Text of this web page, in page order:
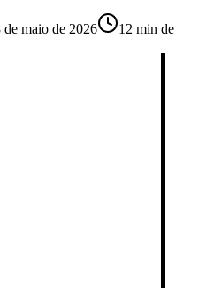
de maio de 2026
12 min de